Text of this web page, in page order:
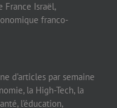
France Israël,
franco-
d’articles par semaine
la High-Tech, la
l’éducation,